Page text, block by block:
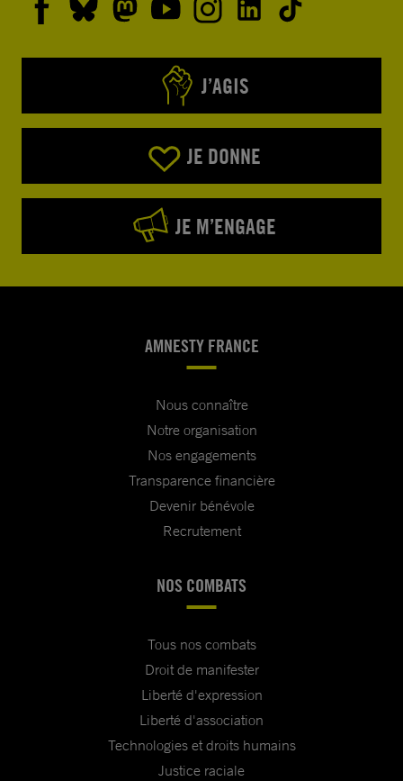
J’AGIS
JE DONNE
JE M’ENGAGE
AMNESTY FRANCE
Nous connaître
Notre organisation
Nos engagements
Transparence financière
Devenir bénévole
Recrutement
NOS COMBATS
Tous nos combats
Droit de manifester
Liberté d'expression
Liberté d'association
Technologies et droits humains
Justice raciale